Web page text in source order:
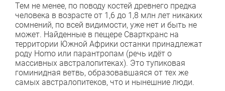
Тем не менее, по поводу костей древнего предка
человека в возрасте от 1,6 до 1,8 млн лет никаких
сомнений, по всей видимости, уже нет и быть не
может. Найденные в пещере Сварткранс на
территории Южной Африки останки принадлежат
роду Homo или парантропам (речь идёт о
массивных австралопитеках). Это тупиковая
гоминидная ветвь, образовавшаяся от тех же
самых австралопитеков, что и нынешние люди.